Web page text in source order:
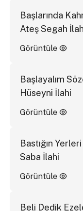
Başlarında
Ateş Segah
Görüntüle
Başlayalım
Hüseyni İlahi
Görüntüle
Bastığın
Saba İlahi
Görüntüle
Beli Dedik